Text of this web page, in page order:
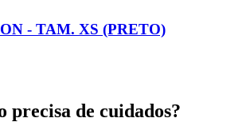
- TAM. XS (PRETO)
precisa de cuidados?